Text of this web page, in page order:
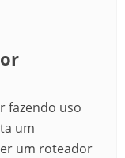
fazendo uso
um
um roteador